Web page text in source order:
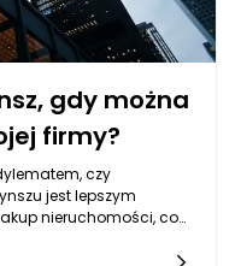
gdy można
firmy?
czy
jest lepszym
nieruchomości, co